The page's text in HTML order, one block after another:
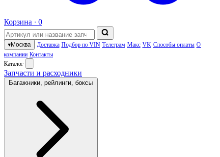
Корзина · 0
▾Москва Доставка Подбор по VIN Телеграм Макс VK Способы оплаты О
компании Контакты
Каталог
Запчасти и расходники
Багажники, рейлинги, боксы